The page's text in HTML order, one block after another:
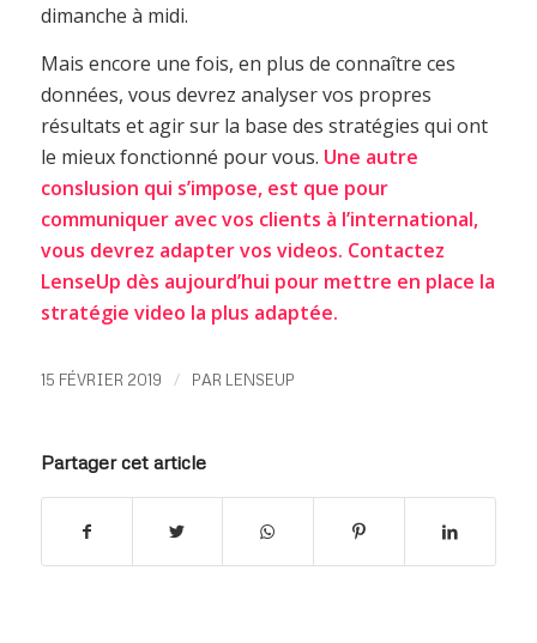
dimanche à midi.
Mais encore une fois, en plus de connaître ces
données, vous devrez analyser vos propres
résultats et agir sur la base des stratégies qui ont
le mieux fonctionné pour vous. Une autre
conslusion qui s’impose, est que pour
communiquer avec vos clients à l’international,
vous devrez adapter vos videos. Contactez
LenseUp dès aujourd’hui pour mettre en place la
stratégie video la plus adaptée.
15 FÉVRIER 2019 / PAR LENSEUP
Partager cet article